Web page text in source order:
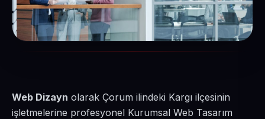
Web Dizayn olarak Çorum ilindeki Kargı ilçesinin
işletmelerine profesyonel Kurumsal Web Tasarım